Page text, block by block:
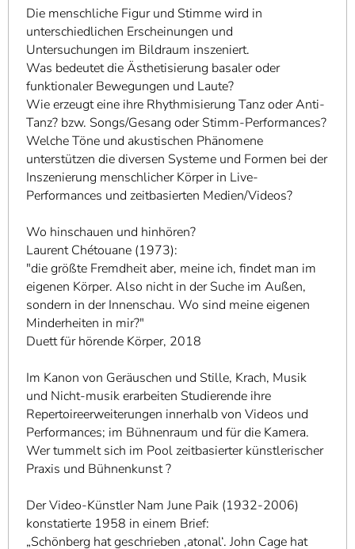
Die menschliche Figur und Stimme wird in
unterschiedlichen Erscheinungen und
Untersuchungen im Bildraum inszeniert.
Was bedeutet die Ästhetisierung basaler oder
funktionaler Bewegungen und Laute?
Wie erzeugt eine ihre Rhythmisierung Tanz oder Anti-
Tanz? bzw. Songs/Gesang oder Stimm-Performances?
Welche Töne und akustischen Phänomene
unterstützen die diversen Systeme und Formen bei der
Inszenierung menschlicher Körper in Live-
Performances und zeitbasierten Medien/Videos?
Wo hinschauen und hinhören?
Laurent Chétouane (1973):
"die größte Fremdheit aber, meine ich, findet man im
eigenen Körper. Also nicht in der Suche im Außen,
sondern in der Innenschau. Wo sind meine eigenen
Minderheiten in mir?"
Duett für hörende Körper, 2018
Im Kanon von Geräuschen und Stille, Krach, Musik
und Nicht-musik erarbeiten Studierende ihre
Repertoireerweiterungen innerhalb von Videos und
Performances; im Bühnenraum und für die Kamera.
Wer tummelt sich im Pool zeitbasierter künstlerischer
Praxis und Bühnenkunst ?
Der Video-Künstler Nam June Paik (1932-2006)
konstatierte 1958 in einem Brief:
„Schönberg hat geschrieben ‚atonal‘. John Cage hat